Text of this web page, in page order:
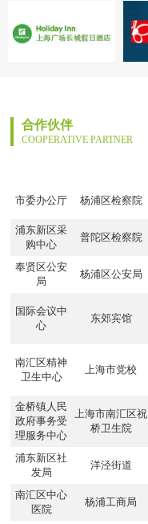
合作伙伴
COOPERATIVE PARTNER
市委办公厅 杨浦区检察院
浦东新区采
购中心
普陀区检察院
奉贤区公安
局
杨浦区公安局
国际会议中
心
东郊宾馆
南汇区精神
卫生中心
上海市党校
金桥镇人民
政府事务受
理服务中心
上海市南汇区祝
桥卫生院
浦东新区社
发局
洋泾街道
南汇区中心
医院
杨浦工商局